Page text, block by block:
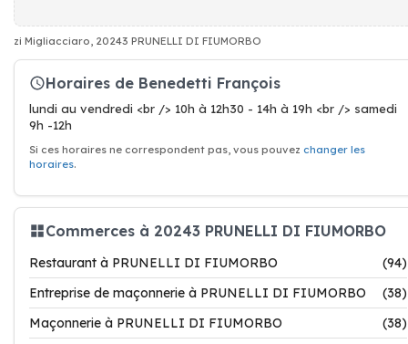
zi Migliacciaro, 20243 PRUNELLI DI FIUMORBO
Horaires de Benedetti François
lundi au vendredi <br /> 10h à 12h30 - 14h à 19h <br /> samedi
9h -12h
Si ces horaires ne correspondent pas, vous pouvez changer les
horaires.
Commerces à 20243 PRUNELLI DI FIUMORBO
Restaurant à PRUNELLI DI FIUMORBO
(94)
Entreprise de maçonnerie à PRUNELLI DI FIUMORBO
(38)
Maçonnerie à PRUNELLI DI FIUMORBO
(38)